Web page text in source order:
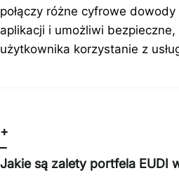
połączy różne cyfrowe
aplikacji i umożliwi
użytkownika korzystanie z
+
–
Jakie są zalety portfela EUDI